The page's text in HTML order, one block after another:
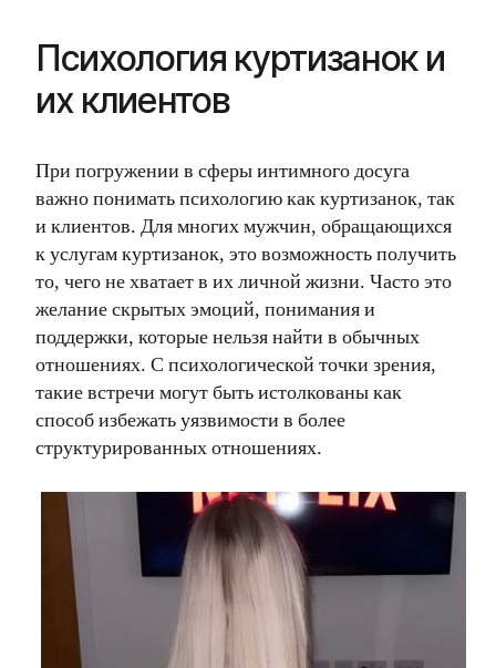
Психология куртизанок и
их клиентов
При погружении в сферы интимного досуга
важно понимать психологию как куртизанок, так
и клиентов. Для многих мужчин, обращающихся
к услугам куртизанок, это возможность получить
то, чего не хватает в их личной жизни. Часто это
желание скрытых эмоций, понимания и
поддержки, которые нельзя найти в обычных
отношениях. С психологической точки зрения,
такие встречи могут быть истолкованы как
способ избежать уязвимости в более
структурированных отношениях.